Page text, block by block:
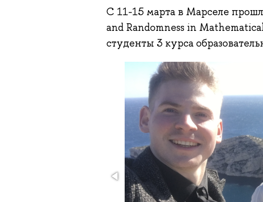
С 11-15 марта в Марселе
and Randomness in
студенты 3 курса